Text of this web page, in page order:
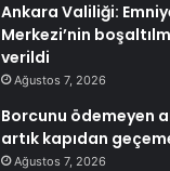
Ankara Valiliği:
Merkezi’nin
verildi
Ağustos 7, 2026
Borcunu ödemeyen
artık kapıdan
Ağustos 7, 2026